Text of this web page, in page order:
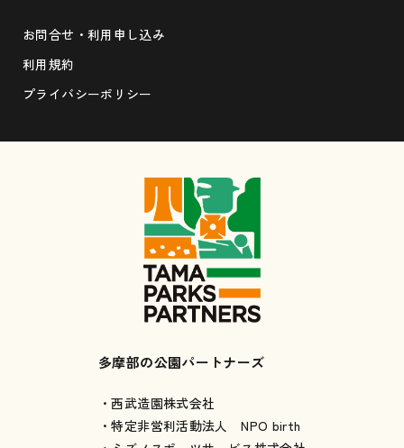
お問合せ・利用申し込み
利用規約
プライバシーポリシー
多摩部の公園パートナーズ
・西武造園株式会社
・特定非営利活動法人 NPO birth